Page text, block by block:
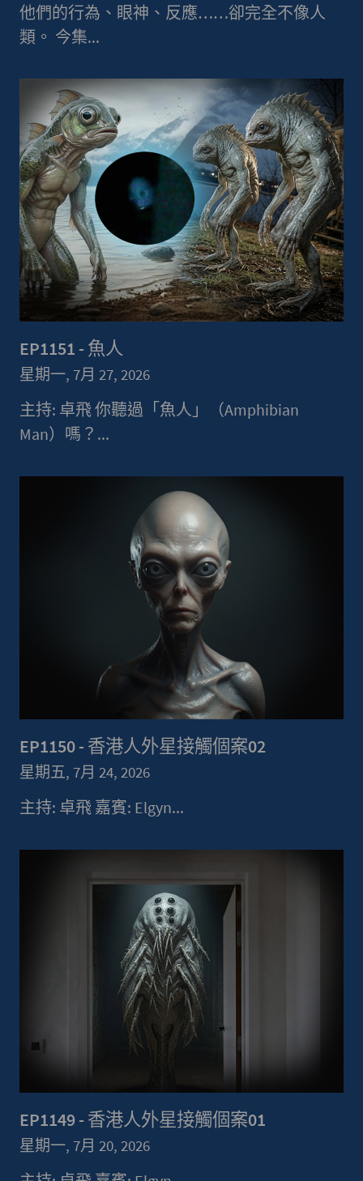
他們的行為、眼神、反應……卻完全不像人
類。 今集...
EP1151 - 魚人
星期一, 7月 27, 2026
主持: 卓飛 你聽過「魚人」（Amphibian
Man）嗎？...
EP1150 - 香港人外星接觸個案02
星期五, 7月 24, 2026
主持: 卓飛 嘉賓: Elgyn...
EP1149 - 香港人外星接觸個案01
星期一, 7月 20, 2026